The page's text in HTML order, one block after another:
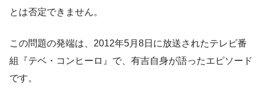
とは否定できません。
この問題の発端は、2012年5月8日に放送されたテレビ番
組『テベ・コンヒーロ』で、有吉自身が語ったエピソード
です。